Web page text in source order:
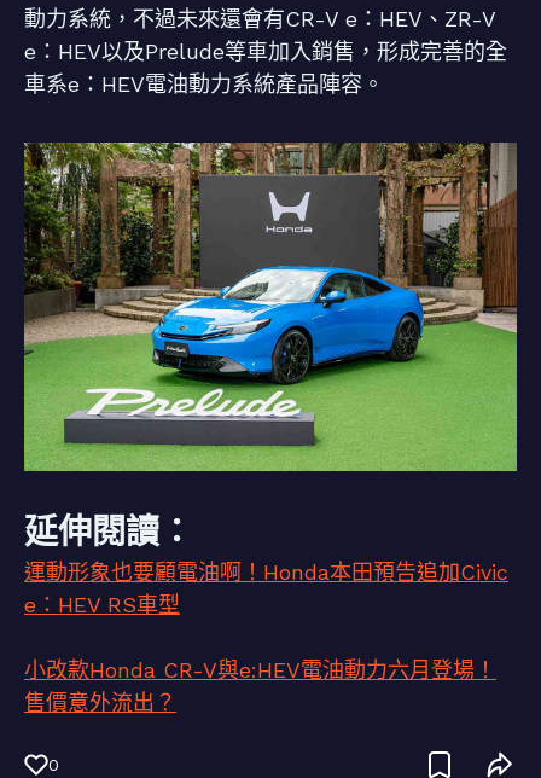
動力系統，不過未來還會有CR-V e：HEV、ZR-V
e：HEV以及Prelude等車加入銷售，形成完善的全
車系e：HEV電油動力系統產品陣容。
延伸閱讀：
運動形象也要顧電油啊！Honda本田預告追加Civic
e：HEV RS車型
小改款Honda CR-V與e:HEV電油動力六月登場！
售價意外流出？
0